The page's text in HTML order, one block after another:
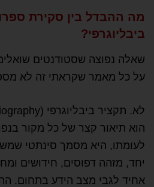
מה ההבדל בין סקירת
ביבליוגרפי?
שאלה נפוצה שסטודנטים
על כל מאמר שקראתי זה לא
הוא תיאור קצר של כל מקור
לעומתו, היא מסמך סינתטי
יחד, מזהה דפוסים, חידושים
אחיד לגבי מצב הידע בתחום.